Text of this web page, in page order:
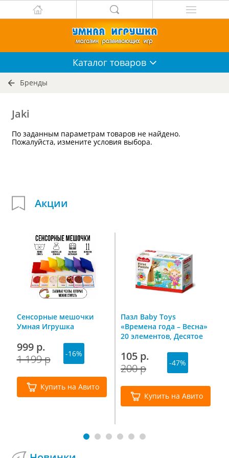
Каталог товаров
Бренды
Jaki
По заданным параметрам товаров не найдено.
Пожалуйста, измените условия выбора.
Акции
Сенсорные мешочки
Умная Игрушка
999 р.
1 199 р
-16%
Купить на Авито
Пазл Baby Toys
«Времена года – Весна»
20 элементов, Десятое
105 р.
200 р
-47%
Купить на Авито